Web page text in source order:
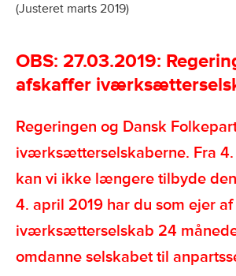
(Justeret marts 2019)
OBS: 27.03.2019:
afskaffer
Regeringen og Dansk
iværksætterselskaberne. Fra
kan vi ikke længere tilbyde
4. april 2019 har du som ejer
iværksætterselskab 24
omdanne selskabet til